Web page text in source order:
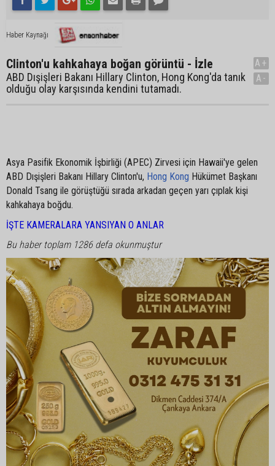
Haber Kaynağı
Clinton'u kahkahaya boğan görüntü - İzle
ABD Dışişleri Bakanı Hillary Clinton, Hong Kong'da tanık
olduğu olay karşısında kendini tutamadı.
A+
A-
Asya Pasifik Ekonomik İşbirliği (APEC) Zirvesi için Hawaii'ye gelen
ABD Dışişleri Bakanı Hillary Clinton'u, Hong Kong Hükümet Başkanı
Donald Tsang ile görüştüğü sırada arkadan geçen yarı çıplak kişi
kahkahaya boğdu.
İŞTE KAMERALARA YANSIYAN O ANLAR
Bu haber toplam 1286 defa okunmuştur